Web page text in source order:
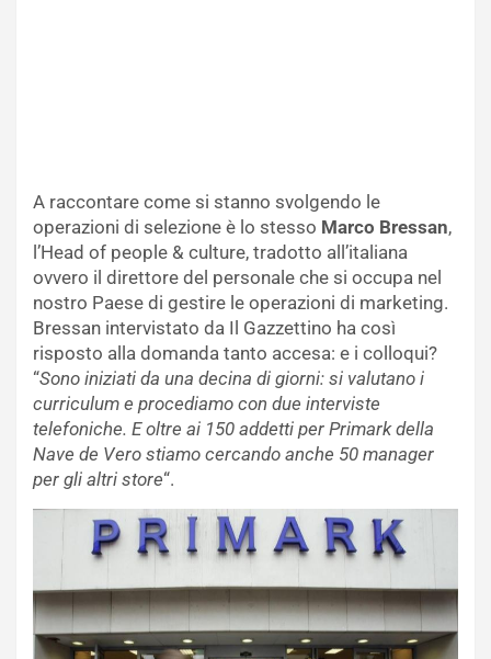
A raccontare come si stanno svolgendo le
operazioni di selezione è lo stesso Marco Bressan,
l’Head of people & culture, tradotto all’italiana
ovvero il direttore del personale che si occupa nel
nostro Paese di gestire le operazioni di marketing.
Bressan intervistato da Il Gazzettino ha così
risposto alla domanda tanto accesa: e i colloqui?
“Sono iniziati da una decina di giorni: si valutano i
curriculum e procediamo con due interviste
telefoniche. E oltre ai 150 addetti per Primark della
Nave de Vero stiamo cercando anche 50 manager
per gli altri store“.